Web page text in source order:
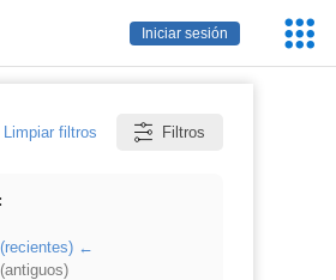
Iniciar sesión
Limpiar filtros Filtros